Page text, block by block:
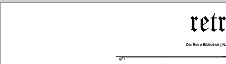
Die Retro-Bibliothek |